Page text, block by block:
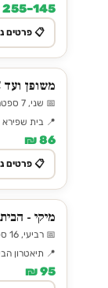
145–255 ₪
📋 פרטים
משופן ועד AC/DC - מופע פסנתר לאור נרות
📅 שני, 7 ספטמבר ⏰ 19:30
📍 בית
86 ₪
📋 פרטים
מיקי -
📅 רביעי, 16 ספטמבר ⏰ 17:30
📍 תיאטרון
95 ₪